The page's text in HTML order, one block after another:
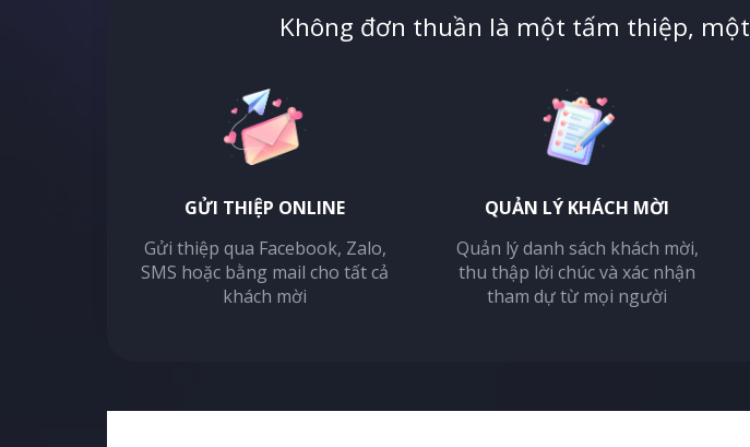
Không đơn thuần là một tấm thiệp,
GỬI THIỆP ONLINE
Gửi thiệp qua Facebook, Zalo,
SMS hoặc bằng mail cho tất cả
khách mời
QUẢN LÝ KHÁCH MỜI
Quản lý danh sách khách mời,
thu thập lời chúc và xác nhận
tham dự từ mọi người